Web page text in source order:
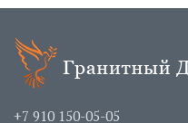
+7 910 150-05-05